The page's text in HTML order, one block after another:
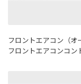
フロントエアコン（オ
フロントエアコンコン